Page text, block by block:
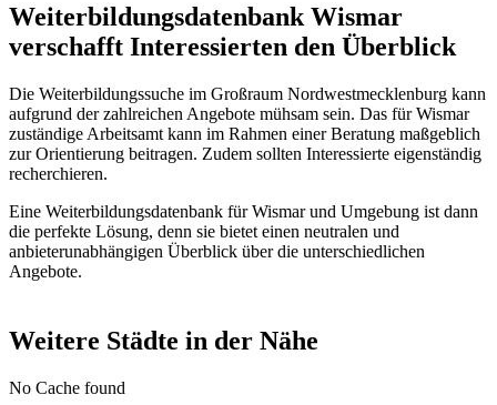
Weiterbildungsdatenbank Wismar
verschafft Interessierten den Überblick
Die Weiterbildungssuche im Großraum Nordwestmecklenburg kann
aufgrund der zahlreichen Angebote mühsam sein. Das für Wismar
zuständige Arbeitsamt kann im Rahmen einer Beratung maßgeblich
zur Orientierung beitragen. Zudem sollten Interessierte eigenständig
recherchieren.
Eine Weiterbildungsdatenbank für Wismar und Umgebung ist dann
die perfekte Lösung, denn sie bietet einen neutralen und
anbieterunabhängigen Überblick über die unterschiedlichen
Angebote.
Weitere Städte in der Nähe
No Cache found